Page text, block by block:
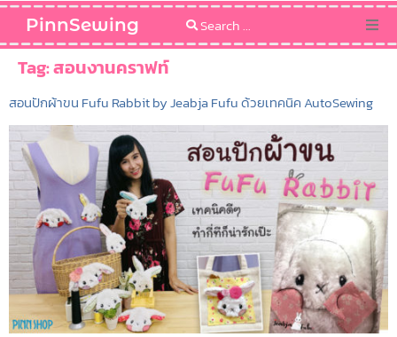
PinnSewing
Blog
Sewing Pattern
Tag:สอนงานคราฟท์
สอนปักผ้าขน Fufu Rabbit by Jeabja Fufu ด้วยเทคนิค AutoSewing